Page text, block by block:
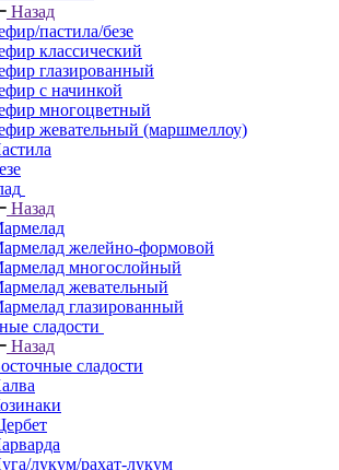
Назад
пастила/безе
классический
глазированный
с начинкой
многоцветный
жевательный (маршмеллоу)
Назад
желейно-формовой
многослойный
жевательный
глазированный
сладости
Назад
сладости
лукум/рахат-лукум